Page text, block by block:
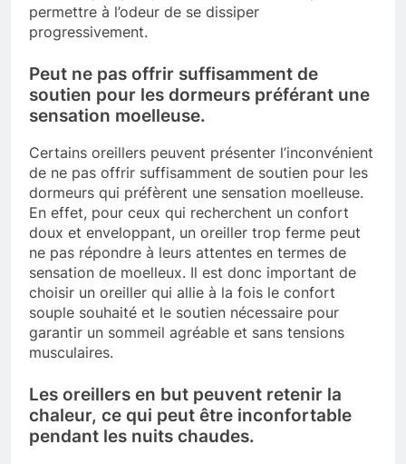
permettre à l’odeur de se dissiper
progressivement.
Peut ne pas offrir suffisamment de
soutien pour les dormeurs préférant une
sensation moelleuse.
Certains oreillers peuvent présenter l’inconvénient
de ne pas offrir suffisamment de soutien pour les
dormeurs qui préfèrent une sensation moelleuse.
En effet, pour ceux qui recherchent un confort
doux et enveloppant, un oreiller trop ferme peut
ne pas répondre à leurs attentes en termes de
sensation de moelleux. Il est donc important de
choisir un oreiller qui allie à la fois le confort
souple souhaité et le soutien nécessaire pour
garantir un sommeil agréable et sans tensions
musculaires.
Les oreillers en but peuvent retenir la
chaleur, ce qui peut être inconfortable
pendant les nuits chaudes.